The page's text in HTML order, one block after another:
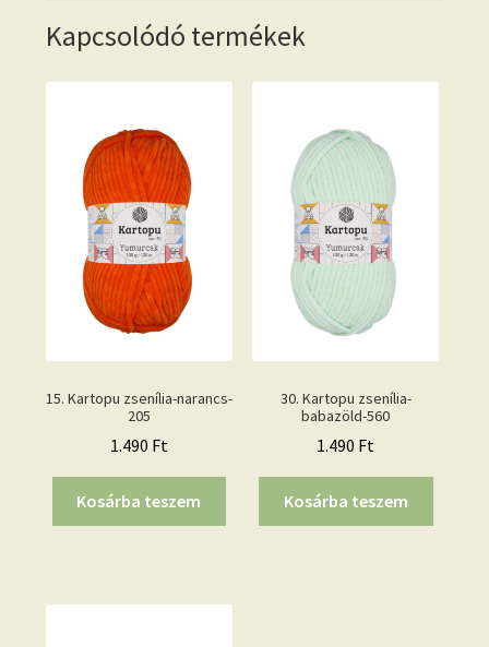
Kapcsolódó termékek
15. Kartopu zsenília-narancs-
205
1.490 Ft
Kosárba teszem
30. Kartopu zsenília-
babazöld-560
1.490 Ft
Kosárba teszem